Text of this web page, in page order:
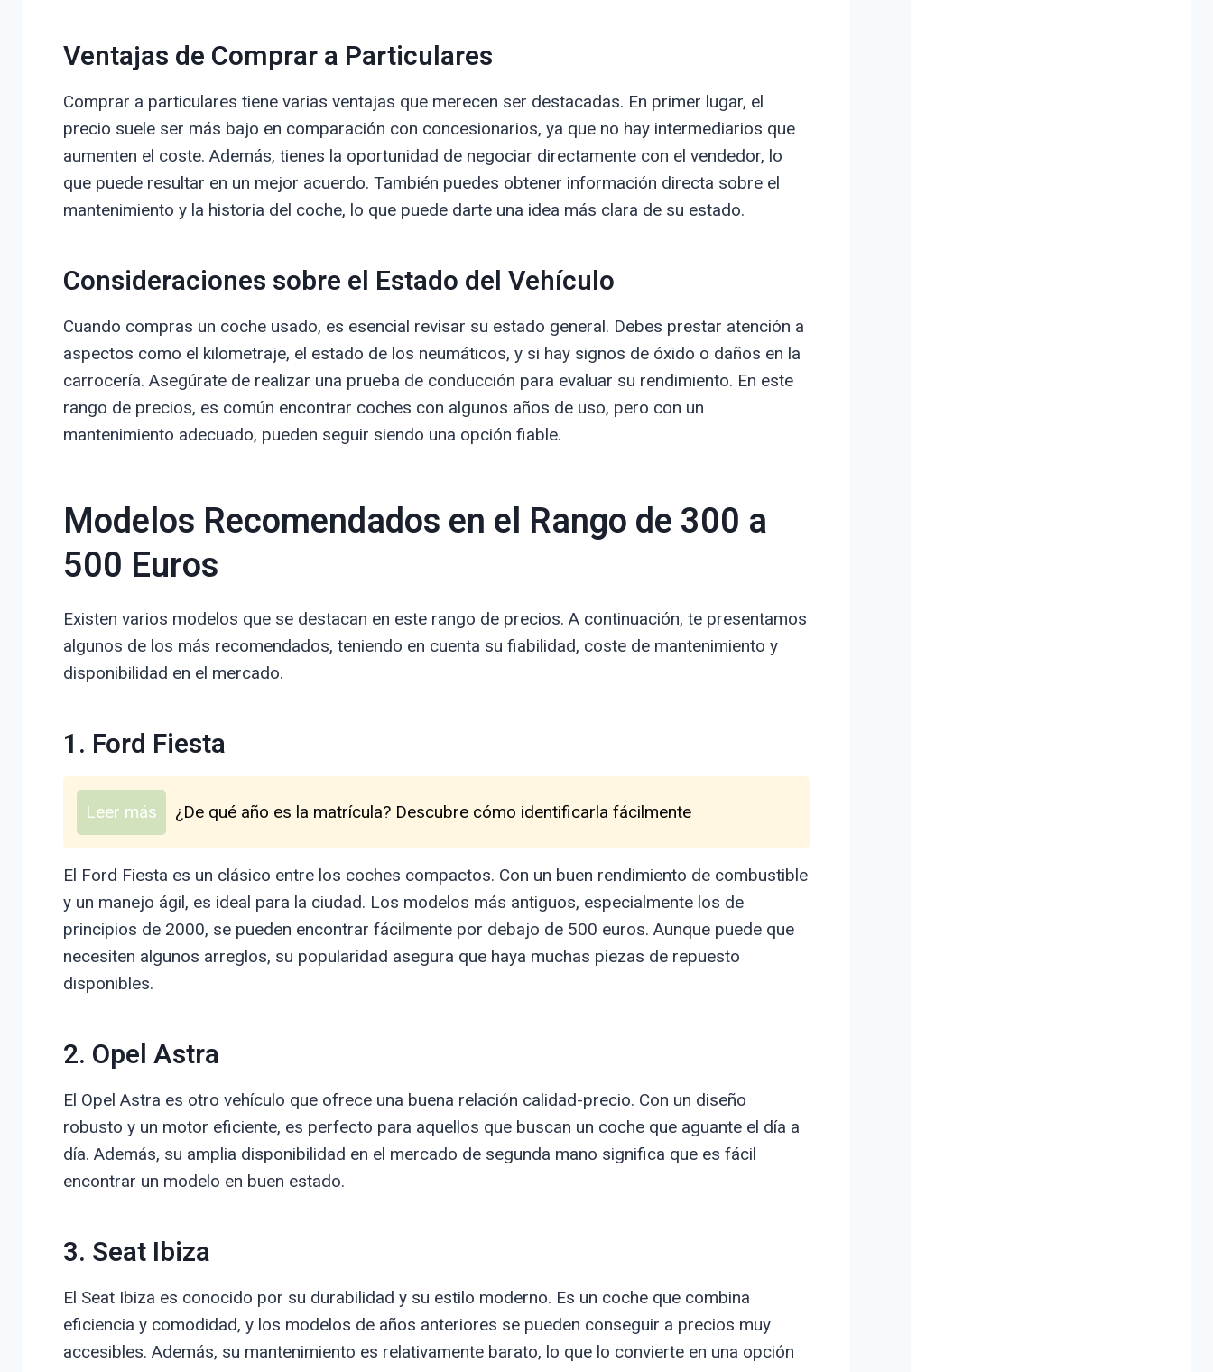
Ventajas de Comprar a Particulares
Comprar a particulares tiene varias ventajas que merecen ser destacadas. En primer lugar, el
precio suele ser más bajo en comparación con concesionarios, ya que no hay intermediarios que
aumenten el coste. Además, tienes la oportunidad de negociar directamente con el vendedor, lo
que puede resultar en un mejor acuerdo. También puedes obtener información directa sobre el
mantenimiento y la historia del coche, lo que puede darte una idea más clara de su estado.
Consideraciones sobre el Estado del Vehículo
Cuando compras un coche usado, es esencial revisar su estado general. Debes prestar atención a
aspectos como el kilometraje, el estado de los neumáticos, y si hay signos de óxido o daños en la
carrocería. Asegúrate de realizar una prueba de conducción para evaluar su rendimiento. En este
rango de precios, es común encontrar coches con algunos años de uso, pero con un
mantenimiento adecuado, pueden seguir siendo una opción fiable.
Modelos Recomendados en el Rango de 300 a
500 Euros
Existen varios modelos que se destacan en este rango de precios. A continuación, te presentamos
algunos de los más recomendados, teniendo en cuenta su fiabilidad, coste de mantenimiento y
disponibilidad en el mercado.
1. Ford Fiesta
Leer más ¿De qué año es la matrícula? Descubre cómo identificarla fácilmente
El Ford Fiesta es un clásico entre los coches compactos. Con un buen rendimiento de combustible
y un manejo ágil, es ideal para la ciudad. Los modelos más antiguos, especialmente los de
principios de 2000, se pueden encontrar fácilmente por debajo de 500 euros. Aunque puede que
necesiten algunos arreglos, su popularidad asegura que haya muchas piezas de repuesto
disponibles.
2. Opel Astra
El Opel Astra es otro vehículo que ofrece una buena relación calidad-precio. Con un diseño
robusto y un motor eficiente, es perfecto para aquellos que buscan un coche que aguante el día a
día. Además, su amplia disponibilidad en el mercado de segunda mano significa que es fácil
encontrar un modelo en buen estado.
3. Seat Ibiza
El Seat Ibiza es conocido por su durabilidad y su estilo moderno. Es un coche que combina
eficiencia y comodidad, y los modelos de años anteriores se pueden conseguir a precios muy
accesibles. Además, su mantenimiento es relativamente barato, lo que lo convierte en una opción